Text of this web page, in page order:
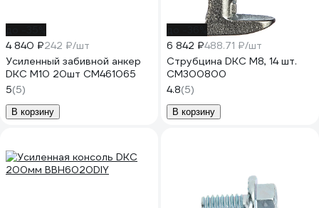
4 840 ₽242 ₽/шт
Усиленный забивной анкер
DKC М10 20шт CM461065
5(5)
В корзину
6 842 ₽488.71 ₽/шт
Струбцина DKC М8, 14 шт.
CM300800
4.8(5)
В корзину